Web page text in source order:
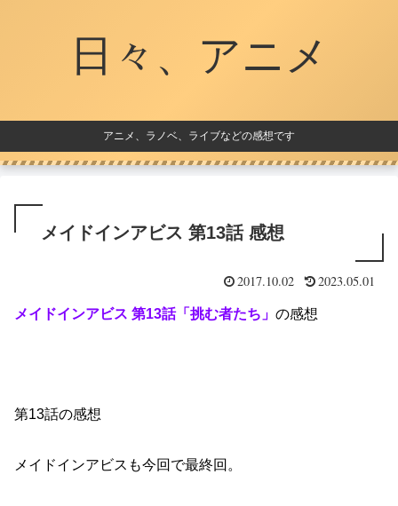
日々、アニメ
アニメ、ラノベ、ライブなどの感想です
メイドインアビス 第13話 感想
2017.10.02 2023.05.01
メイドインアビス 第13話「挑む者たち」 の感想
第13話の感想
メイドインアビスも今回で最終回。